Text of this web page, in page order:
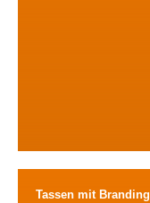
Tassen mit Branding